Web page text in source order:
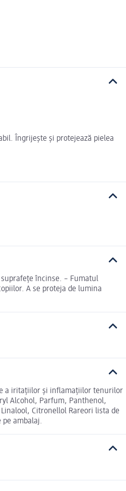
Îngrijește și protejează pielea
încinse. – Fumatul
A se proteja de lumina
a iritaţiilor şi inflamaţiilor tenurilor
Alcohol, Parfum, Panthenol,
Citronellol Rareori lista de
ambalaj.